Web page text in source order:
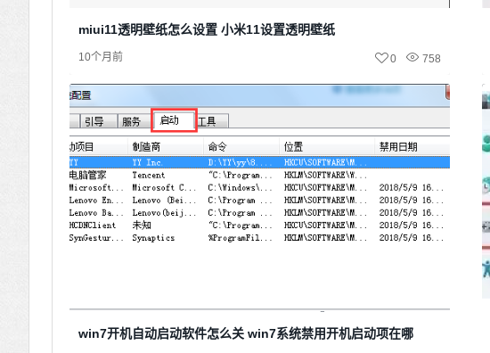
miui11透明壁纸怎么设置 小米11设置透明壁纸
10个月前 758
0
win7开机自动启动软件怎么关 win7系统禁用开机启动项在哪